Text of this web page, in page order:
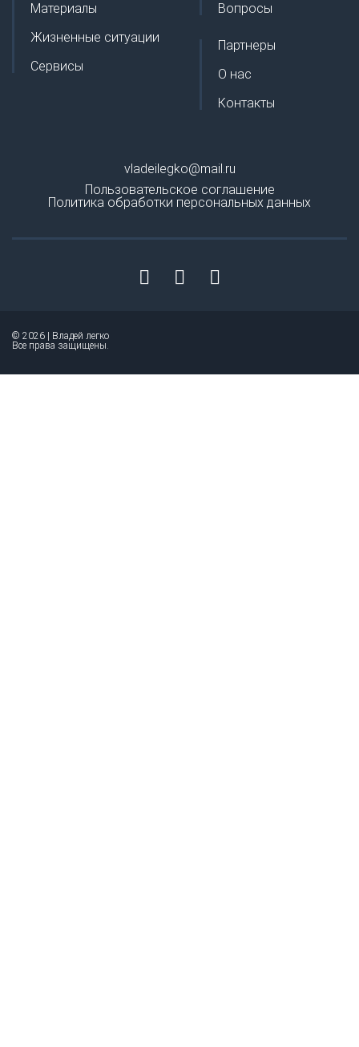
Материалы
Жизненные ситуации
Сервисы
Вопросы
Партнеры
О нас
Контакты
vladeilegko@mail.ru
Пользовательское соглашение
Политика обработки персональных данных
© 2026 | Владей легко
Все права защищены.